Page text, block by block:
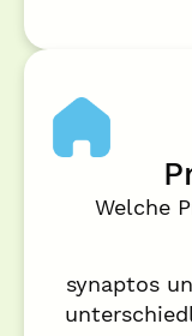
Welche
synaptos